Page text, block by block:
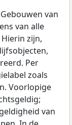
van
van alle
zijn,
Per
zoals
Voorlopige
van